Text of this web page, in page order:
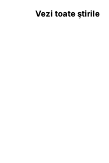
Vezi toate ştirile